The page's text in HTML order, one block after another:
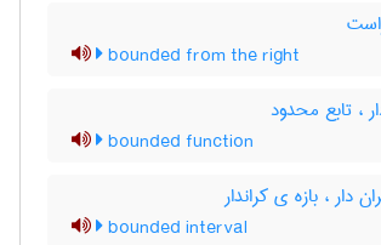
bounded from the right
، تابع محدود
bounded function
دار ، بازه ی کراندار
bounded interval